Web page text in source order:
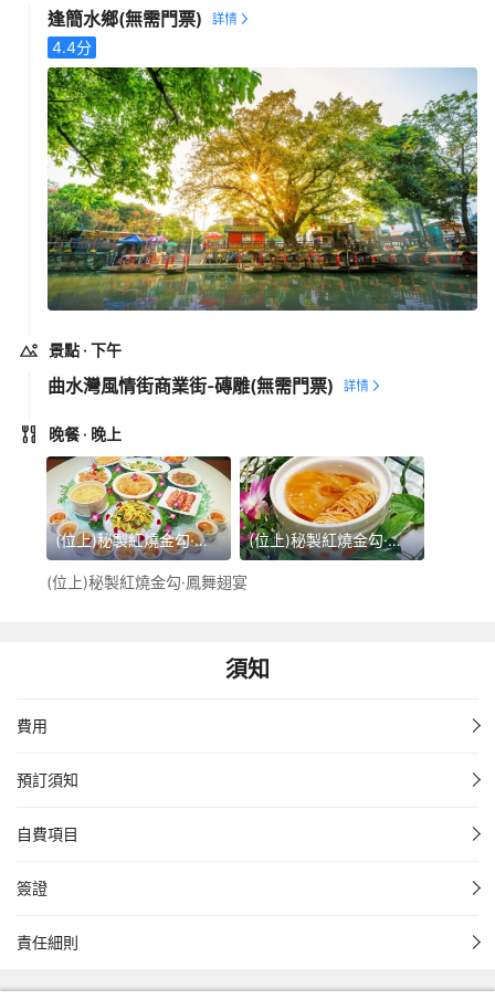
逢簡水鄉(無需門票)
4.4分
景點 · 下午
曲水灣風情街商業街-磚雕(無需門票)
晚餐 · 晚上
(位上)秘製紅燒金勾·鳳舞翅宴 (位上)秘製紅燒金勾·鳳舞翅宴
(位上)秘製紅燒金勾·鳳舞翅宴
須知
費用
預訂須知
自費項目
簽證
責任細則